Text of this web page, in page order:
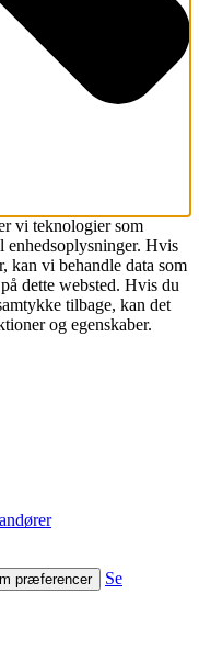
vi teknologier som
enhedsoplysninger. Hvis
kan vi behandle data som
dette websted. Hvis du
tilbage, kan det
og egenskaber.
præferencer
Se